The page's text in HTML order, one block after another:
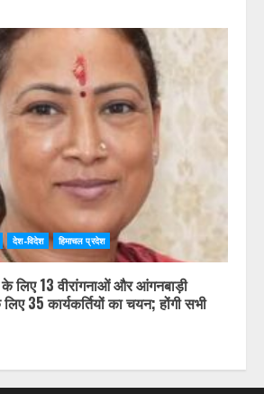
देश-विदेश हिमाचल प्रदेश
के लिए 13 वीरांगनाओं और आंगनबाड़ी
35 कार्यकर्तियों का चयन; होंगी सभी